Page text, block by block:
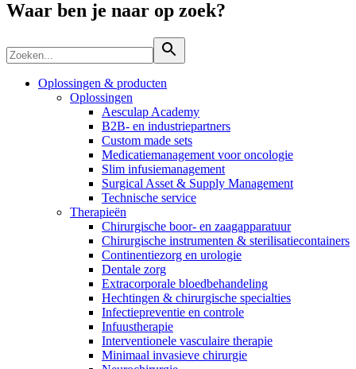
ExpertCare
Gespecialiseerde verpleegkundige thuiszorg.
Vind jouw baan
Ontdek jouw carrièremogelijkheden, bekijk onze vacatures en
Waar ben je naar op zoek?
Oplossingen & producten
Oplossingen
Aesculap Academy
B2B- en industriepartners
Custom made sets
Medicatiemanagement voor oncologie
Slim infusiemanagement
Surgical Asset & Supply Management
Technische service
Therapieën
Chirurgische boor- en zaagapparatuur
Chirurgische instrumenten & sterilisatiecontainers
Continentiezorg en urologie
Dentale zorg
Extracorporale bloedbehandeling
Hechtingen & chirurgische specialties
Infectiepreventie en controle
Infuustherapie
Interventionele vasculaire therapie
Minimaal invasieve chirurgie